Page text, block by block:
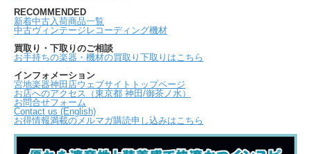
RECOMMENDED
新着中古入荷商品一覧
中古ヴィンテージレコーディング機材
買取り・下取りのご相談
お手持ちの楽器・機材の買取り下取りはこちら
インフォメーション
宮地楽器神田店ウェブサイトトップページ
お店へのアクセス（東京都 神田/御茶ノ水）
お問合せフォーム
Contact us (English)
お得情報満載のメルマガ購読申し込みはこちら